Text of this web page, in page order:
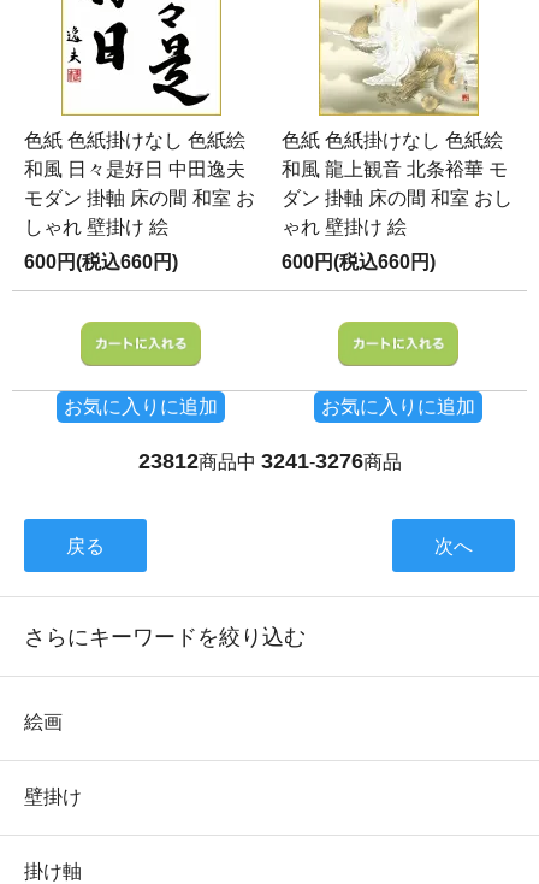
色紙 色紙掛けなし 色紙絵
和風 日々是好日 中田逸夫
モダン 掛軸 床の間 和室 お
しゃれ 壁掛け 絵
600円(税込660円)
お気に入りに追加
色紙 色紙掛けなし 色紙絵
和風 龍上観音 北条裕華 モ
ダン 掛軸 床の間 和室 おし
ゃれ 壁掛け 絵
600円(税込660円)
お気に入りに追加
23812商品中 3241-3276商品
戻る 次へ
さらにキーワードを絞り込む
絵画
壁掛け
掛け軸